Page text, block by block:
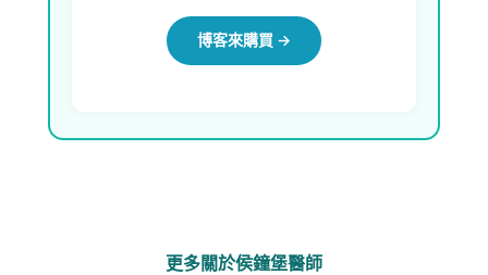
博客來購買 →
更多關於侯鐘堡醫師